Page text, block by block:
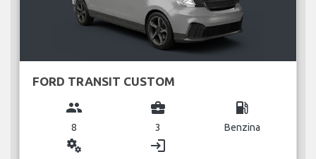
FORD TRANSIT CUSTOM
group
8
business_center
3
local_gas_station
Benzina
miscellaneous_services login